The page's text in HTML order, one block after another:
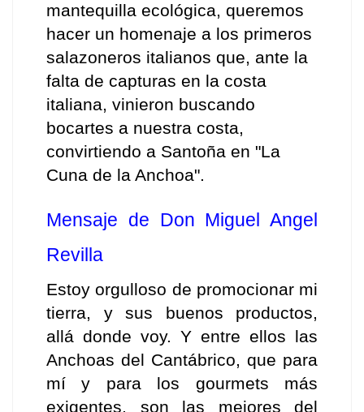
mantequilla ecológica, queremos
hacer un homenaje a los primeros
salazoneros italianos que, ante la
falta de capturas en la costa
italiana, vinieron buscando
bocartes a nuestra costa,
convirtiendo a Santoña en "La
Cuna de la Anchoa".
Mensaje de Don Miguel Angel
Revilla
Estoy orgulloso de promocionar mi
tierra, y sus buenos productos,
allá donde voy. Y entre ellos las
Anchoas del Cantábrico, que para
mí y para los gourmets más
exigentes, son las mejores del